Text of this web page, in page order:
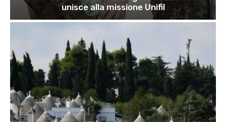
unisce alla missione Unifil